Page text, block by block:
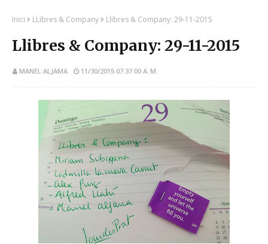
Inici LLibres & Company Llibres & Company: 29-11-2015
Llibres & Company: 29-11-2015
MANEL ALJAMA 11/30/2015 07:37:00 A. M.